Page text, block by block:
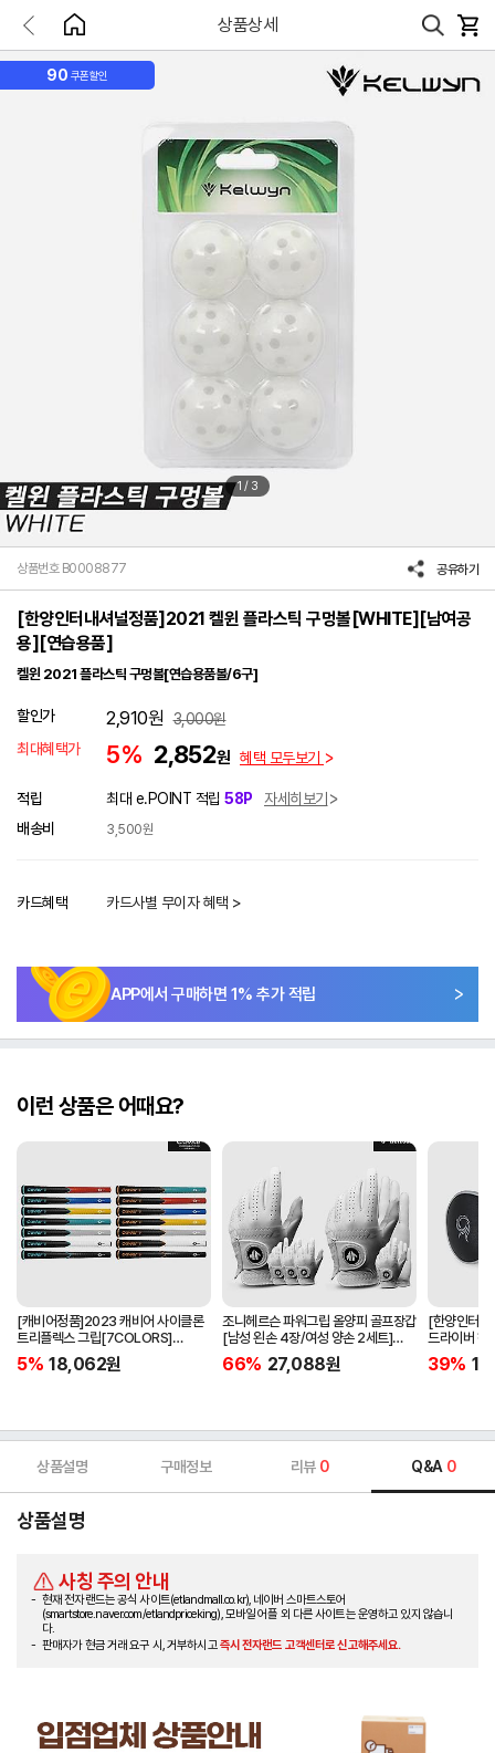
상품상세
90 쿠폰할인
1 / 3
상품번호 B0008877 공유하기
[한양인터내셔널정품]2021 켈윈 플라스틱 구멍볼[WHITE][남여공
용][연습용품]
켈윈 2021 플라스틱 구멍볼[연습용품볼/6구]
할인가 2,910원 3,000원
최대혜택가
5% 2,852원 혜택 모두보기
적립 최대 e.POINT 적립 58P
자세히보기
배송비
3,500원
카드혜택 카드사별 무이자 혜택 >
APP에서 구매하면 1% 추가 적립
이런 상품은 어때요?
[캐비어정품]2023 캐비어 사이클론
트리플렉스 그립[7COLORS]
[라운드][39g/42g/46g/50g]
[R/S 토크]
5% 18,062원
조니헤르슨 파워그립 올양피 골프장갑
[남성 왼손 4장/여성 양손 2세트]
[화이트][케이스포함]
66% 27,088원
[한양인터
드라이버 헤
[HD-302]
39%
상품설명 구매정보 리뷰 0 Q&A 0
상품설명
사칭 주의 안내
현재 전자랜드는 공식 사이트(etlandmall.co.kr), 네이버 스마트스토어
(smartstore.naver.com/etlandpriceking), 모바일 어플 외 다른 사이트는 운영하고 있지 않습니
다.
판매자가 현금 거래 요구 시, 거부하시고즉시 전자랜드 고객센터로 신고해주세요.